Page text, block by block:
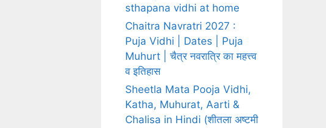
sthapana vidhi at home
Chaitra Navratri 2027 :
Puja Vidhi | Dates | Puja
Muhurt | चैत्र नवरात्रि का महत्त्व
व इतिहास
Sheetla Mata Pooja Vidhi,
Katha, Muhurat, Aarti &
Chalisa in Hindi (शीतला अष्टमी